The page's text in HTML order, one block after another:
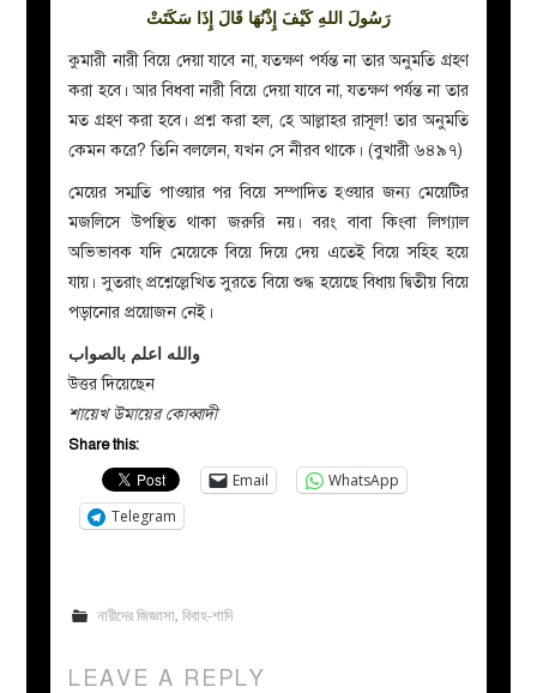
رَسُولَ اللهِ كَيْفَ إِذْنُهَا قَالَ إِذَا سَكَتَتْ
কুমারী নারী বিয়ে দেয়া যাবে না, যতক্ষণ পর্যন্ত না তার অনুমতি গ্রহণ
করা হবে। আর বিধবা নারী বিয়ে দেয়া যাবে না, যতক্ষণ পর্যন্ত না তার
মত গ্রহণ করা হবে। প্রশ্ন করা হল, হে আল্লাহর রাসূল! তার অনুমতি
কেমন করে? তিনি বললেন, যখন সে নীরব থাকে। (বুখারী ৬৪৯৭)
মেয়ের সম্মতি পাওয়ার পর বিয়ে সম্পাদিত হওয়ার জন্য মেয়েটির
মজলিসে উপস্থিত থাকা জরুরি নয়। বরং বাবা কিংবা লিগ্যাল
অভিভাবক যদি মেয়েকে বিয়ে দিয়ে দেয় এতেই বিয়ে সহিহ হয়ে
যায়। সুতরাং প্রশ্নেল্লেখিত সুরতে বিয়ে শুদ্ধ হয়েছে বিধায় দ্বিতীয় বিয়ে
পড়ানোর প্রয়োজন নেই।
والله اعلم بالصواب
উত্তর দিয়েছেন
শায়েখ উমায়ের কোব্বাদী
Share this:
Email
WhatsApp
Telegram
নারীদের জিজ্ঞাসা, বিবাহ-শাদি
LEAVE A REPLY